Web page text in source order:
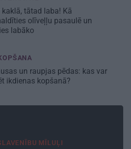
tātad laba! Kā
olīveļļu pasaulē un
labāko
un raupjas pēdas: kas var
ikdienas kopšanā?
STĀSTS